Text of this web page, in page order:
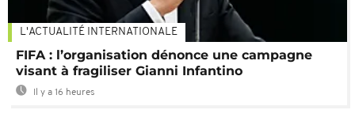
L'ACTUALITÉ INTERNATIONALE
FIFA : l’organisation dénonce une campagne
visant à fragiliser Gianni Infantino
Il y a 16 heures